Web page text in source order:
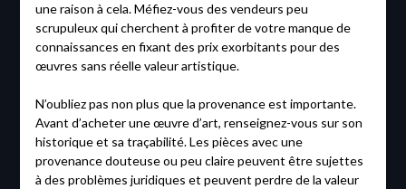
une raison à cela. Méfiez-vous des vendeurs peu
scrupuleux qui cherchent à profiter de votre manque de
connaissances en fixant des prix exorbitants pour des
œuvres sans réelle valeur artistique.
N’oubliez pas non plus que la provenance est importante.
Avant d’acheter une œuvre d’art, renseignez-vous sur son
historique et sa traçabilité. Les pièces avec une
provenance douteuse ou peu claire peuvent être sujettes
à des problèmes juridiques et peuvent perdre de la valeur